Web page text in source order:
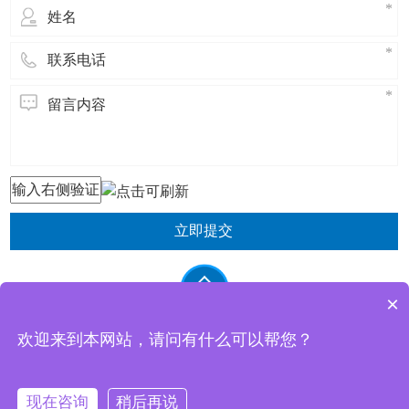
立即提交
东莞市祥杰电子科技有限公司 版权所有
×
欢迎来到本网站，请问有什么可以帮您？
现在咨询 稍后再说